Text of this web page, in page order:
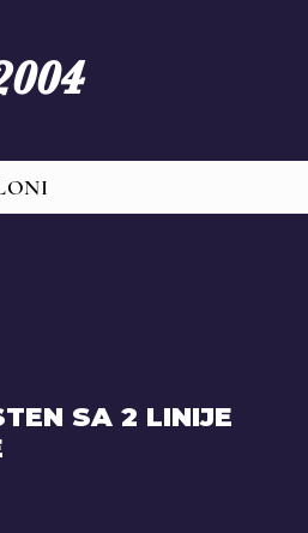
SA 2 LINIJE